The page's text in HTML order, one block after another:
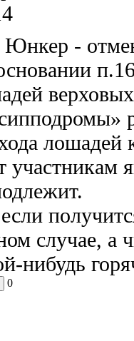
Юнкер -
участникам
случае, а
нибудь
0